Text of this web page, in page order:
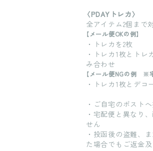
〈PDAYトレカ〉
全アイテム2個まで
【メール便OKの例】
・トレカを2枚
・トレカ1枚とトレ
み合わせ
【メール便NGの例 ※
・トレカ1枚とデコ
・ご自宅のポスト
・宅配便と異なり
せん
・投函後の盗難、
た場合でもご返金